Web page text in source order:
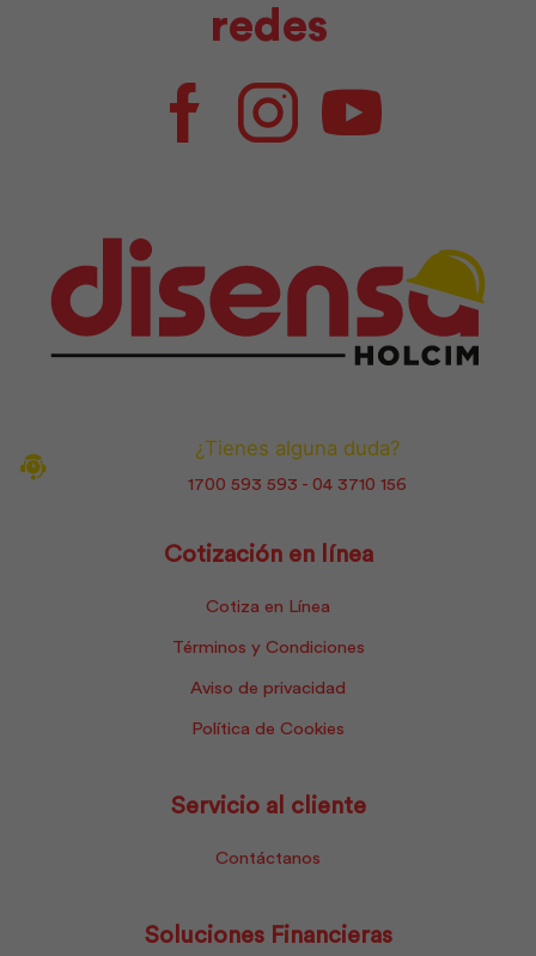
redes
FacebookInstagramYoutube
¿Tienes alguna duda?
1700 593 593 - 04 3710 156
Cotización en línea
Cotiza en Línea
Términos y Condiciones
Aviso de privacidad
Política de Cookies
Servicio al cliente
Contáctanos
Soluciones Financieras